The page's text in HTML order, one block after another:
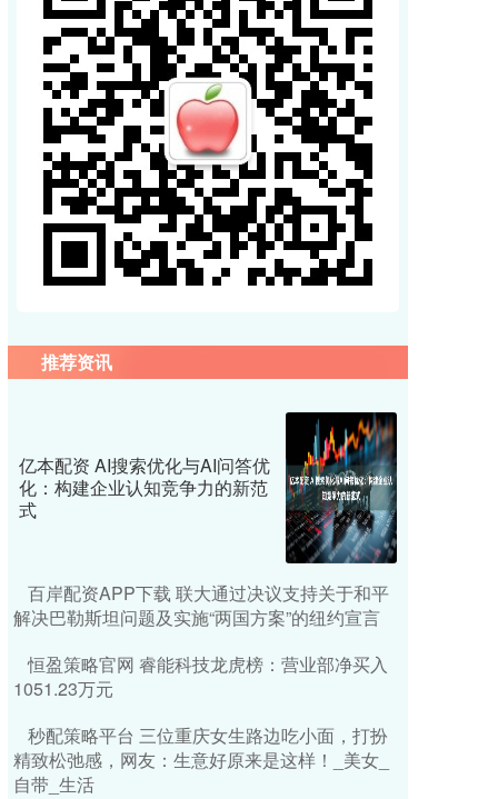
推荐资讯
亿本配资 AI搜索优化与AI问答优
化：构建企业认知竞争力的新范
式
百岸配资APP下载 联大通过决议支持关于和平
解决巴勒斯坦问题及实施“两国方案”的纽约宣言
恒盈策略官网 睿能科技龙虎榜：营业部净买入
1051.23万元
秒配策略平台 三位重庆女生路边吃小面，打扮
精致松弛感，网友：生意好原来是这样！_美女_
自带_生活